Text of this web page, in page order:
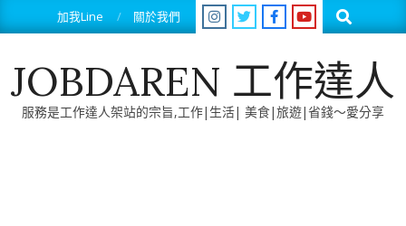
to
加我Line 關於我們 Search
JOBDAREN 工作達人
服務是工作達人架站的宗旨,工作|生活| 美食|旅遊|省錢～愛分享